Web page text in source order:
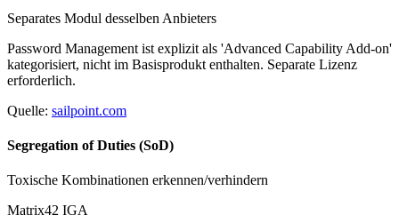
Separates Modul desselben Anbieters
Password Management ist explizit als 'Advanced Capability Add-on'
kategorisiert, nicht im Basisprodukt enthalten. Separate Lizenz
erforderlich.
Quelle: sailpoint.com
Segregation of Duties (SoD)
Toxische Kombinationen erkennen/verhindern
Matrix42 IGA